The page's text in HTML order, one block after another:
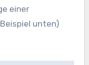
einer
unten)